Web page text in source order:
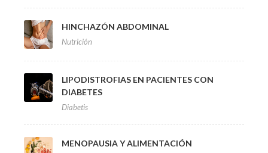
HINCHAZÓN ABDOMINAL
Nutrición
LIPODISTROFIAS EN PACIENTES CON
DIABETES
Diabetis
MENOPAUSIA Y ALIMENTACIÓN